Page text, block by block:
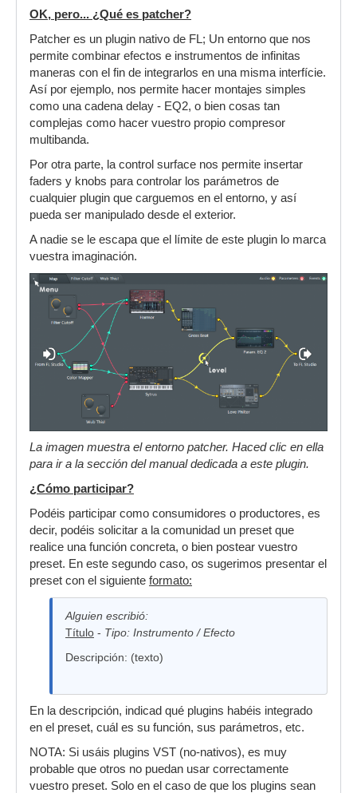
OK, pero... ¿Qué es patcher?
Patcher es un plugin nativo de FL; Un entorno que nos
permite combinar efectos e instrumentos de infinitas
maneras con el fin de integrarlos en una misma interfície.
Así por ejemplo, nos permite hacer montajes simples
como una cadena delay - EQ2, o bien cosas tan
complejas como hacer vuestro propio compresor
multibanda.
Por otra parte, la control surface nos permite insertar
faders y knobs para controlar los parámetros de
cualquier plugin que carguemos en el entorno, y así
pueda ser manipulado desde el exterior.
A nadie se le escapa que el límite de este plugin lo marca
vuestra imaginación.
La imagen muestra el entorno patcher. Haced clic en ella
para ir a la sección del manual dedicada a este plugin.
¿Cómo participar?
Podéis participar como consumidores o productores, es
decir, podéis solicitar a la comunidad un preset que
realice una función concreta, o bien postear vuestro
preset. En este segundo caso, os sugerimos presentar el
preset con el siguiente formato:
Alguien escribió:
Título - Tipo: Instrumento / Efecto
Descripción: (texto)
En la descripción, indicad qué plugins habéis integrado
en el preset, cuál es su función, sus parámetros, etc.
NOTA: Si usáis plugins VST (no-nativos), es muy
probable que otros no puedan usar correctamente
vuestro preset. Solo en el caso de que los plugins sean